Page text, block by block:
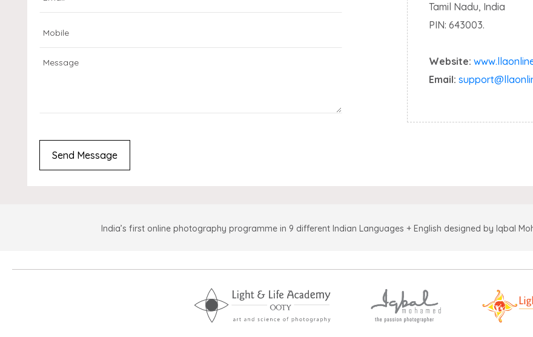
Tamil Nadu, India
PIN: 643003.
Website:
Email:
India’s first online photography programme in 9 different Indian Languages + English designed by Iqbal